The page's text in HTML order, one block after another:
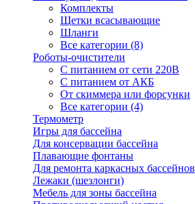
Комплекты
Щетки всасывающие
Шланги
Все категории (8)
Роботы-очистители
С питанием от сети 220В
С питанием от АКБ
От скиммера или форсунки
Все категории (4)
Термометр
Игры для бассейна
Для консервации бассейна
Плавающие фонтаны
Для ремонта каркасных бассейнов
Лежаки (шезлонги)
Мебель для зоны бассейна